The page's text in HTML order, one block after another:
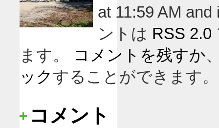
at 11:59 AM
ントは RSS 2.0
ます。
コメントを残すか
ックすることができます。
コメント